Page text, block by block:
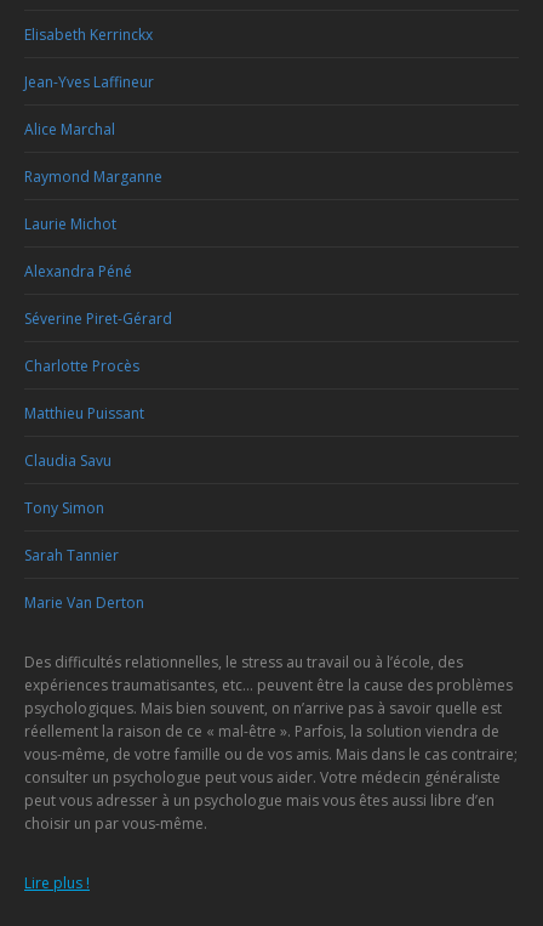
Elisabeth Kerrinckx
Jean-Yves Laffineur
Alice Marchal
Raymond Marganne
Laurie Michot
Alexandra Péné
Séverine Piret-Gérard
Charlotte Procès
Matthieu Puissant
Claudia Savu
Tony Simon
Sarah Tannier
Marie Van Derton
Des difficultés relationnelles, le stress au travail ou à l’école, des
expériences traumatisantes, etc… peuvent être la cause des problèmes
psychologiques. Mais bien souvent, on n’arrive pas à savoir quelle est
réellement la raison de ce « mal-être ». Parfois, la solution viendra de
vous-même, de votre famille ou de vos amis. Mais dans le cas contraire;
consulter un psychologue peut vous aider. Votre médecin généraliste
peut vous adresser à un psychologue mais vous êtes aussi libre d’en
choisir un par vous-même.
Lire plus !